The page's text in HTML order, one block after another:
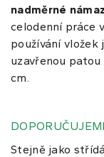
nadměrné
celodenní práce
používání vložek
uzavřenou
cm.
Stejně jako